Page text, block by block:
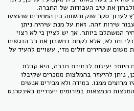
את טיב העבודות של החברה.
לערוך סקר שוק והשווה בין המחירים שהוצעו
שירות זהה. זאת על מנת שיהיה ניתן
המשתלם ביותר. אך יש לציין כי לא רצוי
ותו לא, אלא לקחת בחשבון את כל הדגשים
משום שמחירים זולים מדי, עשויים להעיד על
היותר יעילות לבחירת חברה, היא קבלת
ניתן להיעזר בהמלצות ממכרים שקיבלו
מרוצים ממנו. במידה ולא מכירים אנשים
הנמצאות בפורומים ייעודיים באינטרנט